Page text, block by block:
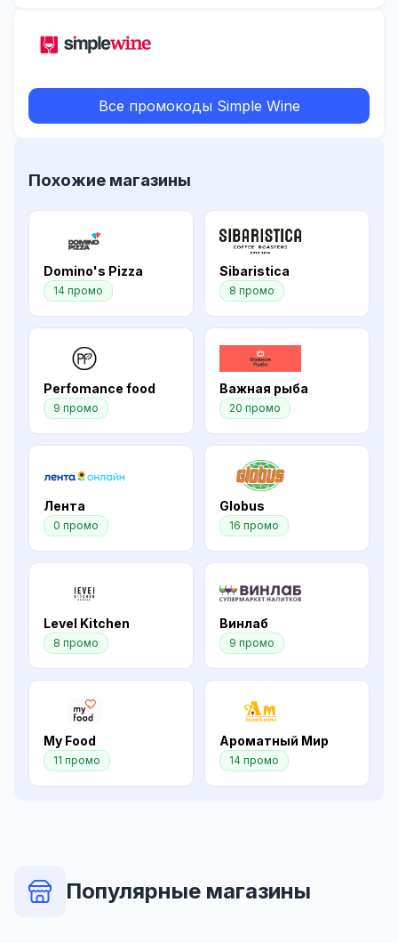
Все промокоды Simple Wine
Похожие магазины
Domino's Pizza
14 промо
Sibaristica
8 промо
Perfomance food
9 промо
Важная рыба
20 промо
Лента
0 промо
Globus
16 промо
Level Kitchen
8 промо
Винлаб
9 промо
My Food
11 промо
Ароматный Мир
14 промо
Популярные магазины